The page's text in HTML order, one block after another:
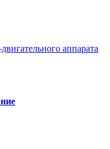
аппарата